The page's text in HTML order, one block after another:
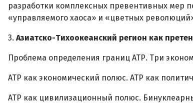
разработки комплексных превентивных мер
«управляемого хаоса» и «цветных
3. Азиатско-Тихоокеанский регион как
Проблема определения границ АТР. Три
АТР как экономический полюс. АТР как
АТР как цивилизационный полюс.